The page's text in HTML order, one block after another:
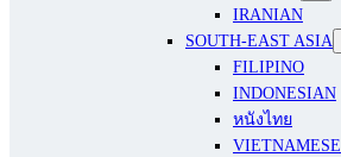
IRANIAN
SOUTH-EAST ASIA
FILIPINO
INDONESIAN
หนังไทย
VIETNAMESE